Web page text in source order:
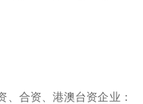
资、港澳台资企业：